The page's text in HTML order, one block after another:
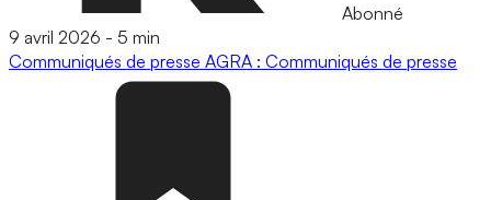
Abonné
9 avril 2026 - 5 min
Communiqués de presse AGRA : Communiqués de presse